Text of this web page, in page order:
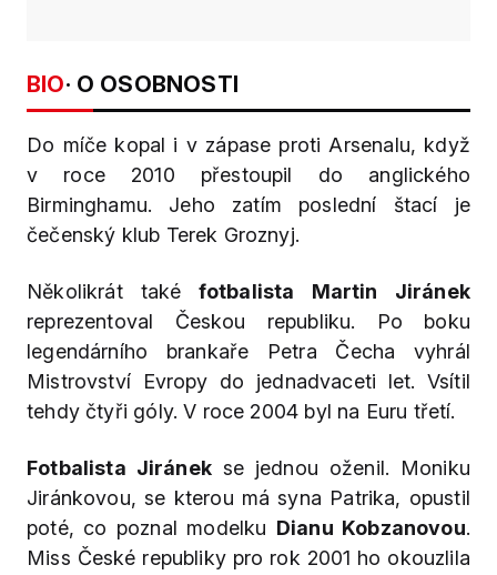
BIO· O OSOBNOSTI
Do míče kopal i v zápase proti Arsenalu, když
v roce 2010 přestoupil do anglického
Birminghamu. Jeho zatím poslední štací je
čečenský klub Terek Groznyj.
Několikrát také fotbalista Martin Jiránek
reprezentoval Českou republiku. Po boku
legendárního brankaře Petra Čecha vyhrál
Mistrovství Evropy do jednadvaceti let. Vsítil
tehdy čtyři góly. V roce 2004 byl na Euru třetí.
Fotbalista Jiránekse jednou oženil. Moniku
Jiránkovou, se kterou má syna Patrika, opustil
poté, co poznal modelku Dianu Kobzanovou.
Miss České republiky pro rok 2001 ho okouzlila